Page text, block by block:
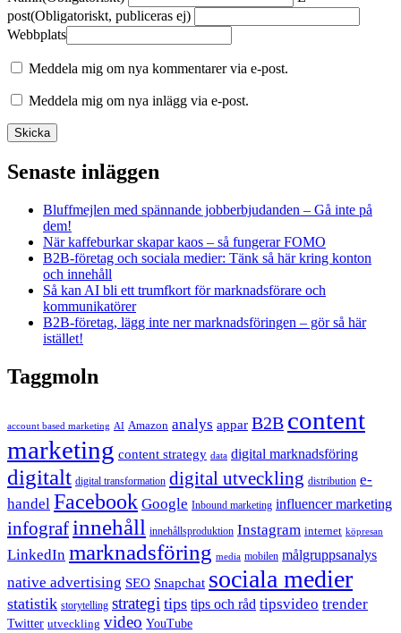
post(Obligatoriskt, publiceras ej)
Webbplats
Meddela mig om nya kommentarer via e-post.
Meddela mig om nya inlägg via e-post.
Senaste inläggen
Bluffmejlen med spännande jobberbjudanden – Gå inte på
dem!
När kaffeburkar skapar kaos – så fungerar FOMO
B2B-företag och sociala medier: Tänk så här kring konton
och innehåll
Så kan AI bli ett trumfkort för marknadsförare och
kommunikatörer
B2B-företag, lägg inte ner marknadsföringen – gör så här
istället!
Taggmoln
account based marketing AI Amazon analys appar B2B content
marketing content strategy data digital marknadsföring
digitalt digital transformation digital utveckling distribution e-
handel Facebook Google Inbound marketing influencer marketing
infograf innehåll innehållsproduktion Instagram internet köpresan
LinkedIn marknadsföring media mobilen målgruppsanalys
native advertising SEO Snapchat sociala medier
statistik storytelling strategi tips tips och råd tipsvideo trender
Twitter utveckling video YouTube